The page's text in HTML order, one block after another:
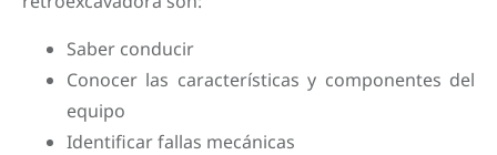
Saber conducir
Conocer las características y componentes del
equipo
Identificar fallas mecánicas